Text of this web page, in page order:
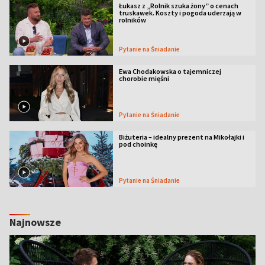
Łukasz z „Rolnik szuka żony” o cenach
truskawek. Koszty i pogoda uderzają w
rolników
Pytanie na Śniadanie
Ewa Chodakowska o tajemniczej
chorobie mięśni
Pytanie na Śniadanie
Biżuteria – idealny prezent na Mikołajki i
pod choinkę
Pytanie na Śniadanie
Najnowsze